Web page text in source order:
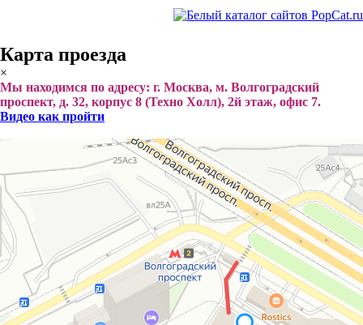
Карта проезда
×
Мы находимся по адресу: г. Москва, м. Волгоградский
проспект, д. 32, корпус 8 (Техно Холл), 2й этаж, офис 7.
Видео как пройти